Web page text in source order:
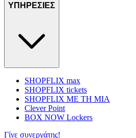
ΥΠΗΡΕΣΙΕΣ
SHOPFLIX max
SHOPFLIX tickets
SHOPFLIX ΜΕ ΤΗ ΜΙΑ
Clever Point
BOX NOW Lockers
Γίνε συνεργάτης!